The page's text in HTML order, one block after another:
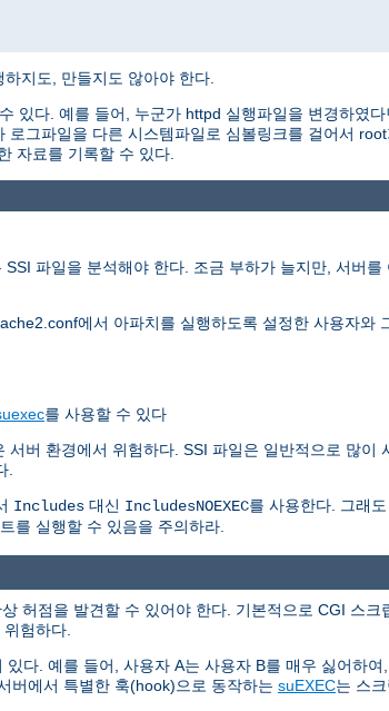
지도, 만들지도 않아야 한다.
있다. 예를 들어, 누군가 httpd 실행파일을 변경하였다
그파일을 다른 시스템파일로 심볼링크를 걸어서 root
자료를 기록할 수 있다.
파일을 분석해야 한다. 조금 부하가 늘지만, 서버를
에서 아파치를 실행하도록 설정한 사용자와
를 사용할 수 있다
버 환경에서 위험하다. SSI 파일은 일반적으로 많이
.
Includes 대신 IncludesNOEXEC를 사용한다. 그래
를 실행할 수 있음을 주의하라.
허점을 발견할 수 있어야 한다. 기본적으로 CGI 스크
험하다.
다. 예를 들어, 사용자 A는 사용자 B를 매우 싫어하여
버에서 특별한 훅(hook)으로 동작하는 suEXEC는 스